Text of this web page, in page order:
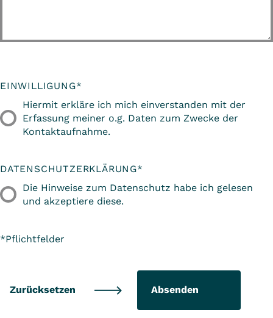
EINWILLIGUNG*
Hiermit erkläre ich mich einverstanden mit der
Erfassung meiner o.g. Daten zum Zwecke der
Kontaktaufnahme.
DATENSCHUTZERKLÄRUNG*
Die Hinweise zum Datenschutz habe ich gelesen
und akzeptiere diese.
*Pflichtfelder
Absenden